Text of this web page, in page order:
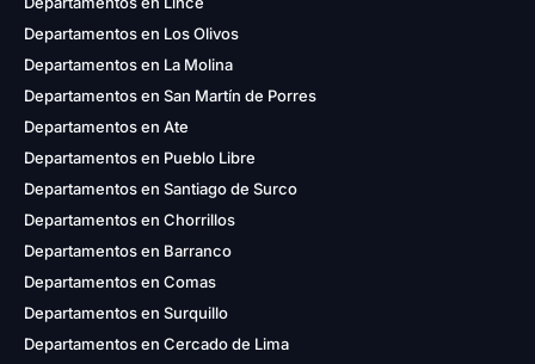
Departamentos en Los Olivos
Departamentos en La Molina
Departamentos en San Martín de Porres
Departamentos en Ate
Departamentos en Pueblo Libre
Departamentos en Santiago de Surco
Departamentos en Chorrillos
Departamentos en Barranco
Departamentos en Comas
Departamentos en Surquillo
Departamentos en Cercado de Lima